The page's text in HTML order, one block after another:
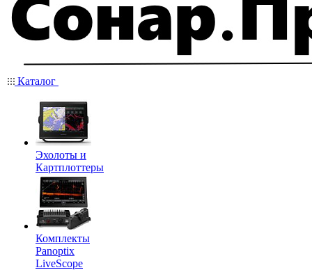
Каталог
Эхолоты и
Картплоттеры
Комплекты
Panoptix
LiveScope